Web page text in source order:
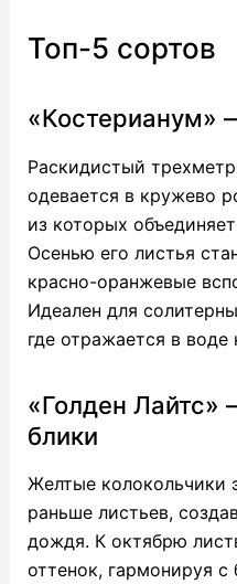
Топ-5 сортов
«Костерианум»
Раскидистый
одевается в кружево
из которых
Осенью его листья
красно-оранжевые
Идеален для
где отражается в воде
«Голден Лайтс»
блики
Желтые колокольчики
раньше листьев,
дождя. К октябрю
оттенок, гармонируя